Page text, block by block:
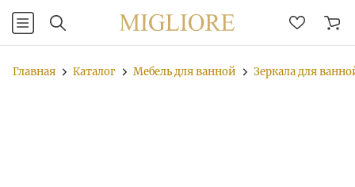
Главная Каталог Мебель для ванной Зеркала для